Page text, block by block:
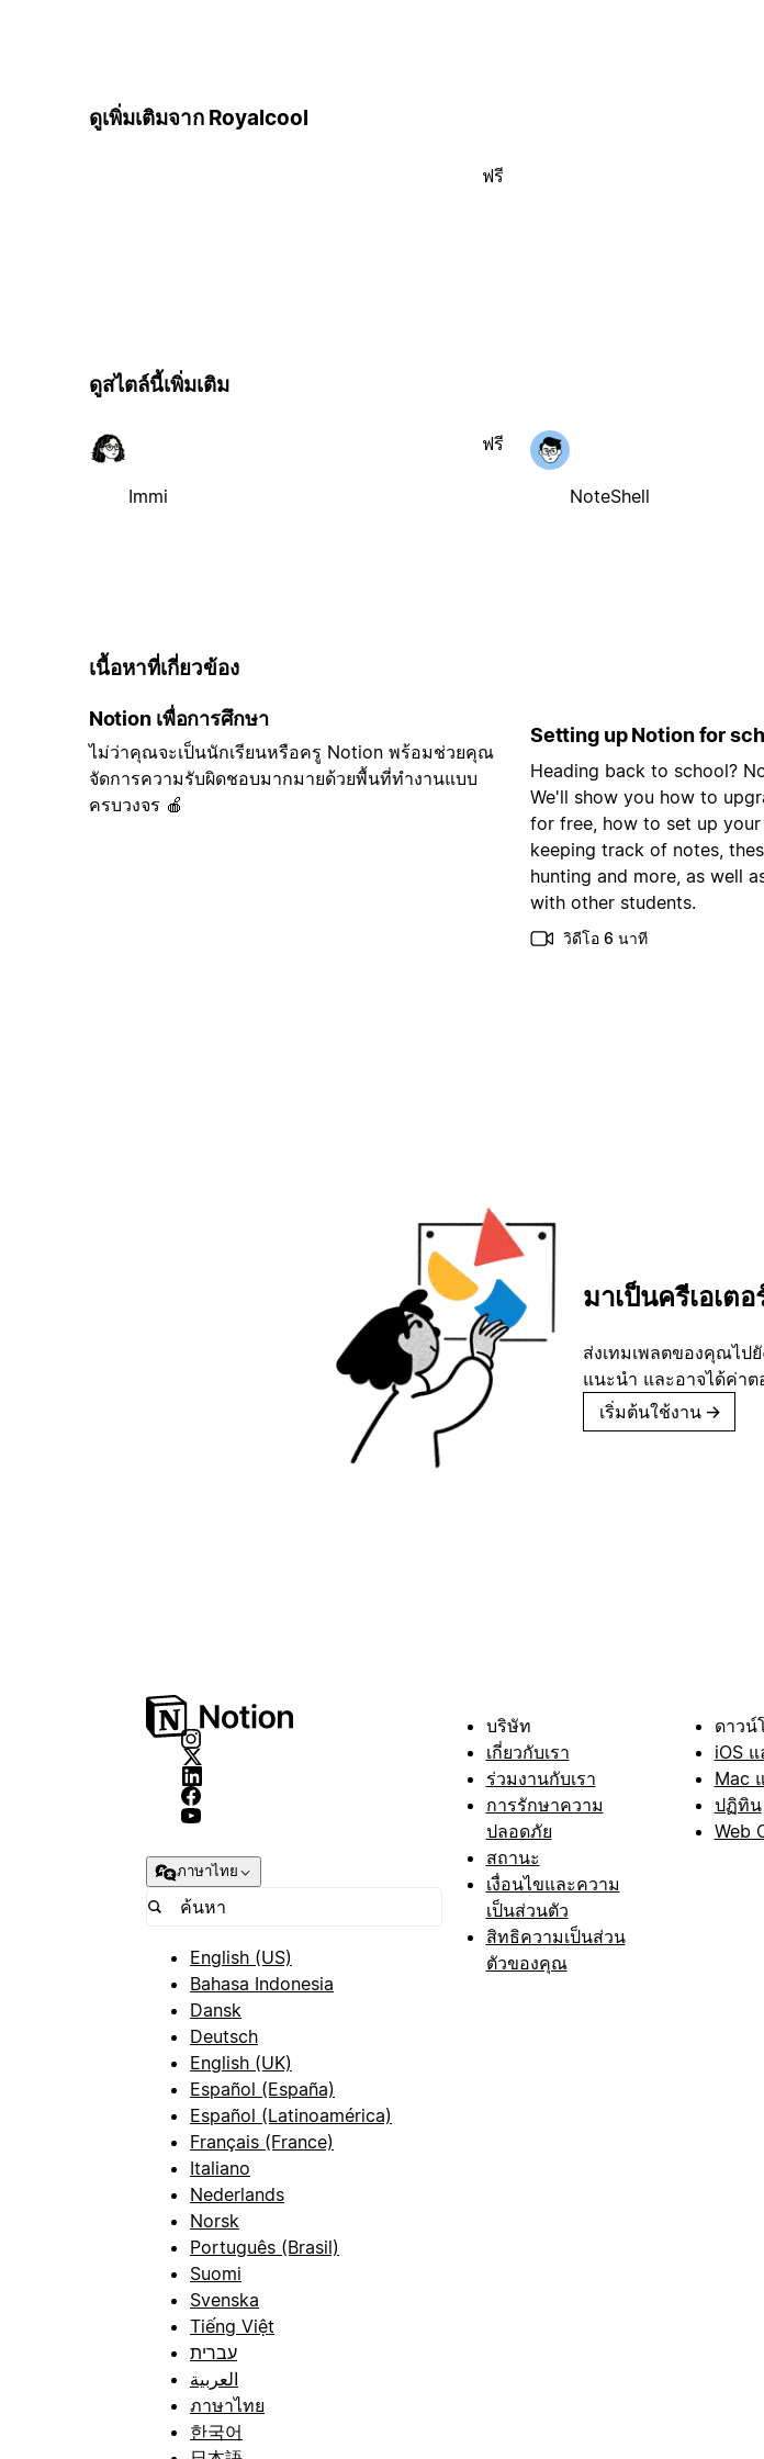
ดูเพิ่มเติมจาก Royalcool
ฟรี
ดูสไตล์นี้เพิ่มเติม
Immi
ฟรี
NoteShell
เนื้อหาที่เกี่ยวข้อง
Notion เพื่อการศึกษา
ไม่ว่าคุณจะเป็นนักเรียนหรือครู Notion พร้อมช่วยคุณ
จัดการความรับผิดชอบมากมายด้วยพื้นที่ทำงานแบบ
ครบวงจร 🍎
Setting up Notion for
Heading back to school?
We'll show you how to
for free, how to set up
keeping track of notes,
hunting and more, as well
with other students.
วิดีโอ 6 นาที
มาเป็นครีเอเต
ส่งเทมเพลตของคุณไป
แนะนำ และอาจได้ค่า
เริ่มต้นใช้งาน →
ภาษาไทย
English (US)
Bahasa Indonesia
Dansk
Deutsch
English (UK)
Español (España)
Español (Latinoamérica)
Français (France)
Italiano
Nederlands
Norsk
Português (Brasil)
Suomi
Svenska
Tiếng Việt
עברית
العربية
ภาษาไทย
한국어
บริษัท
เกี่ยวกับเรา
ร่วมงานกับเรา
การรักษาความ
ปลอดภัย
สถานะ
เงื่อนไขและความ
เป็นส่วนตัว
สิทธิความเป็นส่วน
ตัวของคุณ
ดาวน์
iOS
Mac
ปฏิทิน
Web